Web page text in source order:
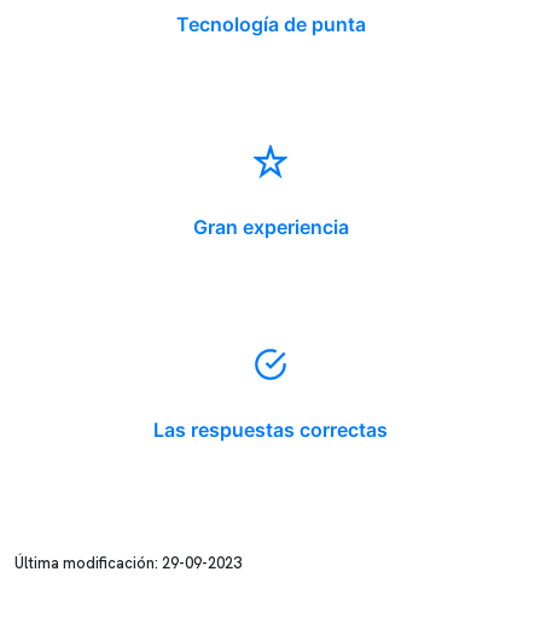
Tecnología de punta
Gran experiencia
Las respuestas correctas
Última modificación: 29-09-2023